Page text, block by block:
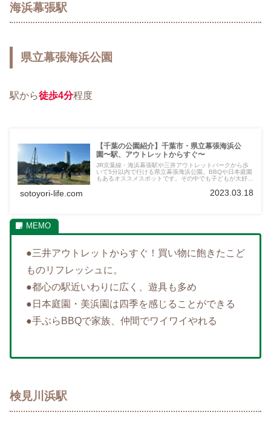
海浜幕張駅
県立幕張海浜公園
駅から徒歩4分程度
【千葉の公園紹介】千葉市・県立幕張海浜公
園〜駅、アウトレットからすぐ〜
JR京葉線・海浜幕張駅や三井アウトレットパークから歩
いて5分以内で行ける県立幕張海浜公園。BBQや日本庭園
もあるオススメスポットです。その中でも子どもが大好き
sotoyori-life.com 2023.03.18
●三井アウトレットからすぐ！買い物に飽きたこど
ものリフレッシュに。
●都心の駅近いわりに広く、遊具も多め
●日本庭園・美浜園は四季を感じることができる
●手ぶらBBQで家族、仲間でワイワイやれる
検見川浜駅